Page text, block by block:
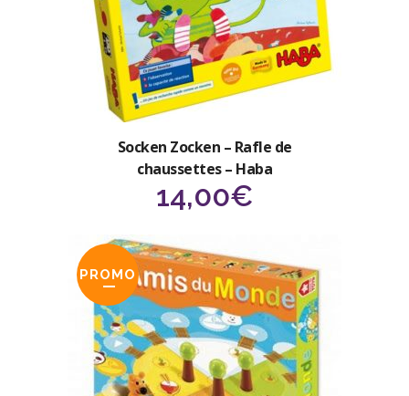
Socken Zocken – Rafle de
chaussettes – Haba
14,00€
PROMO